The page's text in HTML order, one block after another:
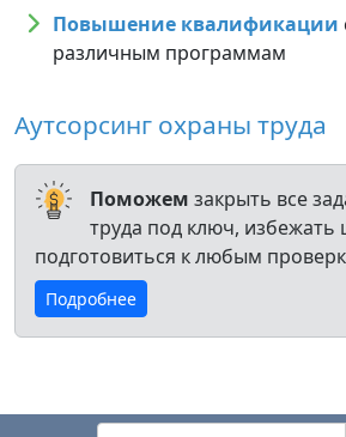
Повышение квалификации
различным программам
Аутсорсинг охраны труда
Поможем закрыть все
труда под ключ,
подготовиться к любым
Подробнее